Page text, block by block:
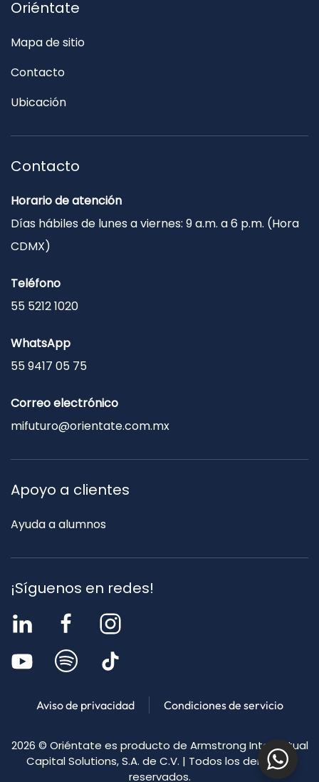
Oriéntate
Mapa de sitio
Contacto
Ubicación
Contacto
Horario de atención
Días hábiles de lunes a viernes: 9 a.m. a 6 p.m. (Hora
CDMX)
Teléfono
55 5212 1020
WhatsApp
55 9417 05 75
Correo electrónico
mifuturo@orientate.com.mx
Apoyo a clientes
Ayuda a alumnos
¡Síguenos en redes!
Aviso de privacidad Condiciones de servicio
2026 © Oriéntate es producto de Armstrong Intellectual
Capital Solutions, S.A. de C.V. | Todos los derechos
reservados.